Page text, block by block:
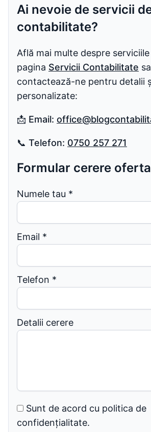
Ai nevoie de servicii
contabilitate?
Află mai multe despre
pagina Servicii Contabilitate
contactează-ne pentru detalii
personalizate:
📩 Email:
📞 Telefon: 0750 257 271
Formular cerere oferta
Numele tau *
Email *
Telefon *
Detalii cerere
Sunt de acord cu politica de
confidențialitate.